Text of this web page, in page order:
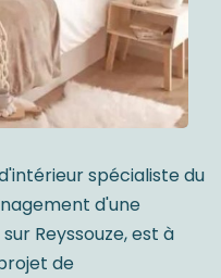
spécialiste du
d'une
Reyssouze, est à
de